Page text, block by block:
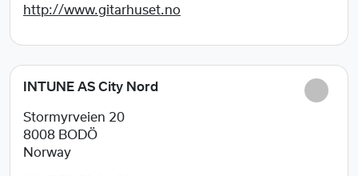
http://www.gitarhuset.no
INTUNE AS City Nord
Stormyrveien 20
8008 BODÖ
Norway